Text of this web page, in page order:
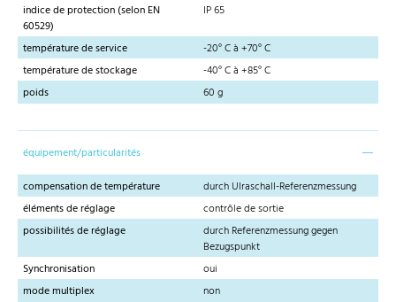
indice de protection (selon EN
60529)
IP 65
température de service
-20° C à +70° C
température de stockage
-40° C à +85° C
poids
60 g
équipement/particularités
compensation de température
durch Ulraschall-Referenzmessung
éléments de réglage
contrôle de sortie
possibilités de réglage
durch Referenzmessung gegen
Bezugspunkt
Synchronisation
oui
mode multiplex
non